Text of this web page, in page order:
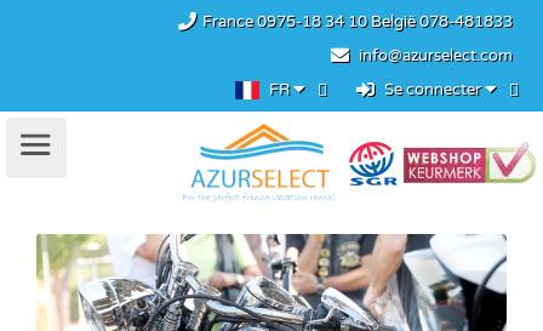
France0975-18 34 10België078-481833
info@azurselect.com
FR
Se connecter